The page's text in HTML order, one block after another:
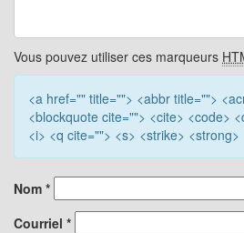
Vous pouvez utiliser ces marqueurs
<a href="" title=""> <abbr title="">
<blockquote cite=""> <cite> <code>
<i> <q cite=""> <s> <strike> <strong>
Nom *
Courriel *